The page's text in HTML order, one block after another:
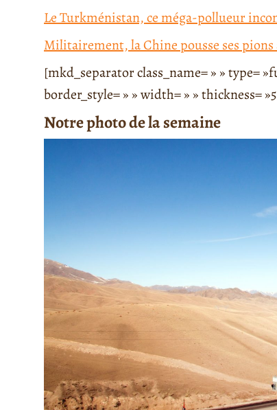
Le Turkménistan, ce méga-pollueur
Militairement, la Chine pousse ses
[mkd_separator class_name= » » type=
border_style= » » width= » » thickness=
Notre photo de la semaine